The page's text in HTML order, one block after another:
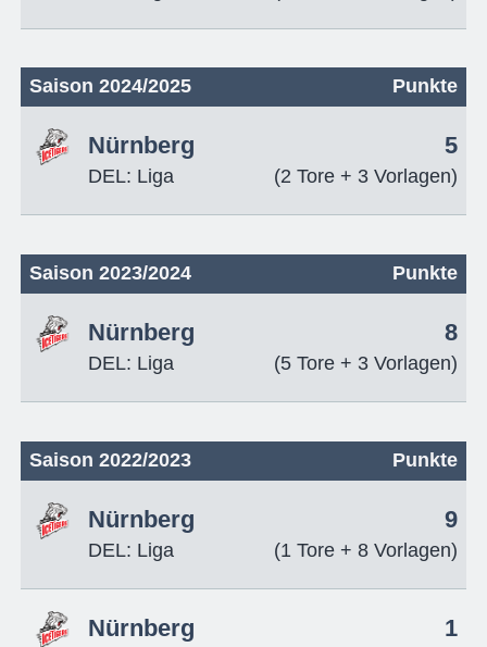
Saison 2024/2025 Punkte
Nürnberg
DEL: Liga
5
(2 Tore + 3 Vorlagen)
Saison 2023/2024 Punkte
Nürnberg
DEL: Liga
8
(5 Tore + 3 Vorlagen)
Saison 2022/2023 Punkte
Nürnberg
DEL: Liga
9
(1 Tore + 8 Vorlagen)
Nürnberg 1